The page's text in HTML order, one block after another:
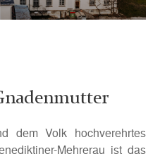
dem Volk hochverehrtes
Mehrerau ist das